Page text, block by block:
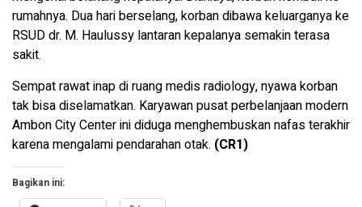
rumahnya. Dua hari berselang, korban dibawa keluarganya ke
RSUD dr. M. Haulussy lantaran kepalanya semakin terasa
sakit.
Sempat rawat inap di ruang medis radiology, nyawa korban
tak bisa diselamatkan. Karyawan pusat perbelanjaan modern
Ambon City Center ini diduga menghembuskan nafas terakhir
karena mengalami pendarahan otak. (CR1)
Bagikan ini: